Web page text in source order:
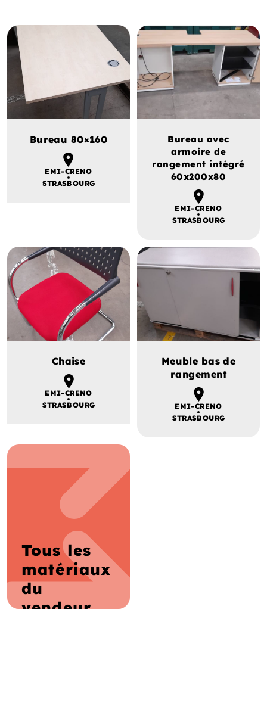
Bureau 80×160
EMI-CRENO
STRASBOURG
Bureau avec
armoire de
rangement intégré
60x200x80
EMI-CRENO
STRASBOURG
Chaise
EMI-CRENO
STRASBOURG
Meuble bas de
rangement
EMI-CRENO
STRASBOURG
Tous les
matériaux
du
vendeur